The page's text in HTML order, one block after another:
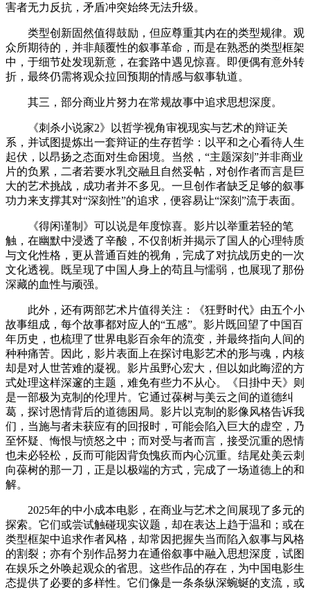
害者无力反抗，矛盾冲突始终无法升级。
类型创新固然值得鼓励，但应尊重其内在的类型规律。观
众所期待的，并非颠覆性的叙事革命，而是在熟悉的类型框架
中，于细节处发现新意，在套路中遇见惊喜。即便偶有意外转
折，最终仍需将观众拉回预期的情感与叙事轨道。
其三，部分商业片努力在常规故事中追求思想深度。
《刺杀小说家2》以哲学视角审视现实与艺术的辩证关
系，并试图提炼出一套辩证的生存哲学：以平和之心看待人生
起伏，以昂扬之态面对生命困境。当然，“主题深刻”并非商业
片的负累，二者若要水乳交融且自然妥帖，对创作者而言是巨
大的艺术挑战，成功者并不多见。一旦创作者缺乏足够的叙事
功力来支撑其对“深刻性”的追求，便容易让“深刻”流于表面。
《得闲谨制》可以说是年度惊喜。影片以举重若轻的笔
触，在幽默中浸透了辛酸，不仅剖析并揭示了国人的心理特质
与文化性格，更从普通百姓的视角，完成了对抗战历史的一次
文化透视。既呈现了中国人身上的苟且与懦弱，也展现了那份
深藏的血性与顽强。
此外，还有两部艺术片值得关注：《狂野时代》由五个小
故事组成，每个故事都对应人的“五感”。影片既回望了中国百
年历史，也梳理了世界电影百余年的流变，并最终指向人间的
种种痛苦。因此，影片表面上在探讨电影艺术的形与魂，内核
却是对人世苦难的凝视。影片虽野心宏大，但以如此晦涩的方
式处理这样深邃的主题，难免有些力不从心。《日掛中天》则
是一部极为克制的伦理片。它通过葆树与美云之间的道德纠
葛，探讨恩情背后的道德困局。影片以克制的影像风格告诉我
们，当施与者未获应有的回报时，可能会陷入巨大的虚空，乃
至怀疑、悔恨与愤怒之中；而对受与者而言，接受沉重的恩情
也未必轻松，反而可能因背负愧疚而内心沉重。结尾处美云刺
向葆树的那一刀，正是以极端的方式，完成了一场道德上的和
解。
2025年的中小成本电影，在商业与艺术之间展现了多元的
探索。它们或尝试触碰现实议题，却在表达上趋于温和；或在
类型框架中追求作者风格，却常因把握失当而陷入叙事与风格
的割裂；亦有个别作品努力在通俗叙事中融入思想深度，试图
在娱乐之外唤起观众的省思。这些作品的存在，为中国电影生
态提供了必要的多样性。它们像是一条条纵深蜿蜒的支流，或